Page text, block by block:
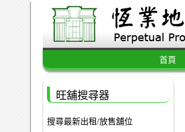
首頁
旺舖搜尋器
搜尋最新出租/放售舖位